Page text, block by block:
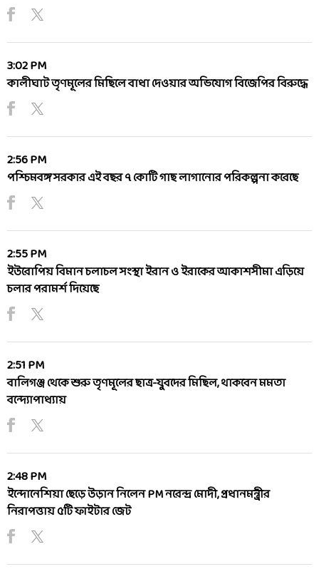
3:02 PM
কালীঘাট তৃণমূলের মিছিলে বাধা দেওয়ার অভিযোগ বিজেপির বিরুদ্ধে
2:56 PM
পশ্চিমবঙ্গ সরকার এই বছর ৭ কোটি গাছ লাগানোর পরিকল্পনা করেছে
2:55 PM
ইউরোপিয় বিমান চলাচল সংস্থা ইরান ও ইরাকের আকাশসীমা এড়িয়ে
চলার পরামর্শ দিয়েছে
2:51 PM
বালিগঞ্জ থেকে শুরু তৃণমূলের ছাত্র-যুবদের মিছিল, থাকবেন মমতা
বন্দ্যোপাধ্যায়
2:48 PM
ইন্দোনেশিয়া ছেড়ে উড়ান নিলেন PM নরেন্দ্র মোদী, প্রধানমন্ত্রীর
নিরাপত্তায় ৫টি ফাইটার জেট